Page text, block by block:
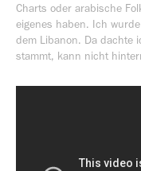
Charts oder arabische
eigenes haben. Ich
dem Libanon. Da dachte
stammt, kann nicht